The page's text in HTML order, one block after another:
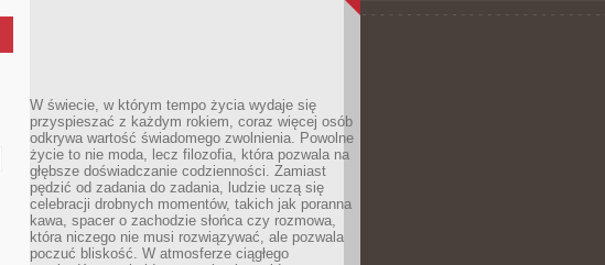
W świecie, w którym tempo życia wydaje się
przyspieszać z każdym rokiem, coraz więcej osób
odkrywa wartość świadomego zwolnienia. Powolne
życie to nie moda, lecz filozofia, która pozwala na
głębsze doświadczanie codzienności. Zamiast
pędzić od zadania do zadania, ludzie uczą się
celebracji drobnych momentów, takich jak poranna
kawa, spacer o zachodzie słońca czy rozmowa,
która niczego nie musi rozwiązywać, ale pozwala
poczuć bliskość. W atmosferze ciągłego